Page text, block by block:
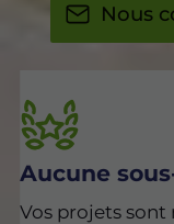
Nous
Aucune
Vos projets sont